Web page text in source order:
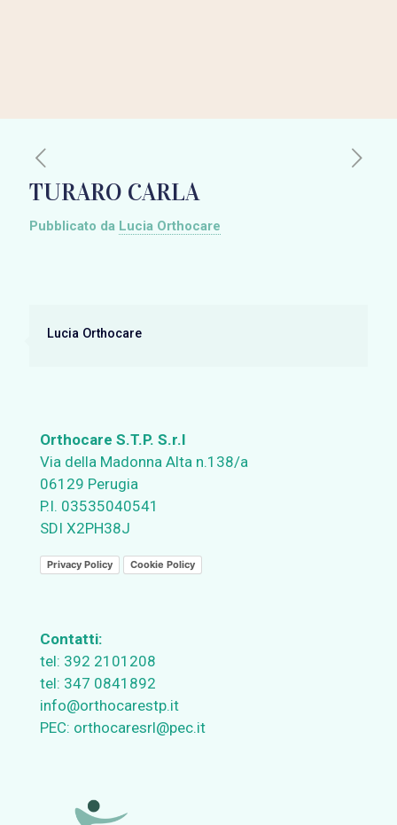
TURARO CARLA
Pubblicato da Lucia Orthocare
Lucia Orthocare
Orthocare S.T.P. S.r.l
Via della Madonna Alta n.138/a
06129 Perugia
P.I. 03535040541
SDI X2PH38J
Privacy Policy Cookie Policy
Contatti:
tel: 392 2101208
tel: 347 0841892
info@orthocarestp.it
PEC: orthocaresrl@pec.it